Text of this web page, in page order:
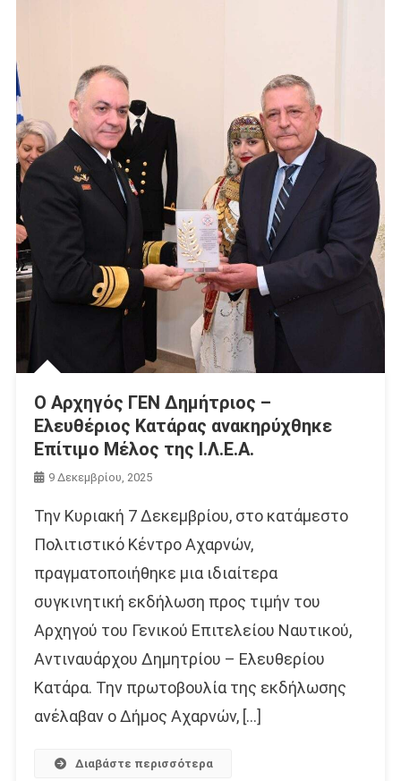
Ο Αρχηγός ΓΕΝ Δημήτριος –
Ελευθέριος Κατάρας ανακηρύχθηκε
Επίτιμο Μέλος της Ι.Λ.Ε.Α.
9 Δεκεμβρίου, 2025
Την Κυριακή 7 Δεκεμβρίου, στο κατάμεστο
Πολιτιστικό Κέντρο Αχαρνών,
πραγματοποιήθηκε μια ιδιαίτερα
συγκινητική εκδήλωση προς τιμήν του
Αρχηγού του Γενικού Επιτελείου Ναυτικού,
Αντιναυάρχου Δημητρίου – Ελευθερίου
Κατάρα. Την πρωτοβουλία της εκδήλωσης
ανέλαβαν ο Δήμος Αχαρνών, […]
Διαβάστε περισσότερα